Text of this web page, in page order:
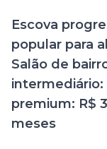
Escova
popular para
Salão de
intermediário:
premium: R$
meses